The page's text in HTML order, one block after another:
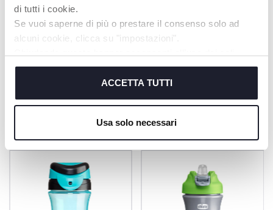
di tutti i cookie.
Se vuoi saperne di più o prestare il consenso solo ad
alcuni cookie, clicca su "impostazioni".
cookie tecnici, indispensabili per fruire del servizio
ACCETTA TUTTI
Usa solo necessari
EN SAVOIR PLUS
PRODUITS POUVANT VOUS
INTÉRESSER